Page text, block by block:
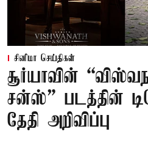
சினிமா செய்திகள்
சூர்யாவின்
சன்ஸ்” படத்தின்
தேதி அறிவிப்பு